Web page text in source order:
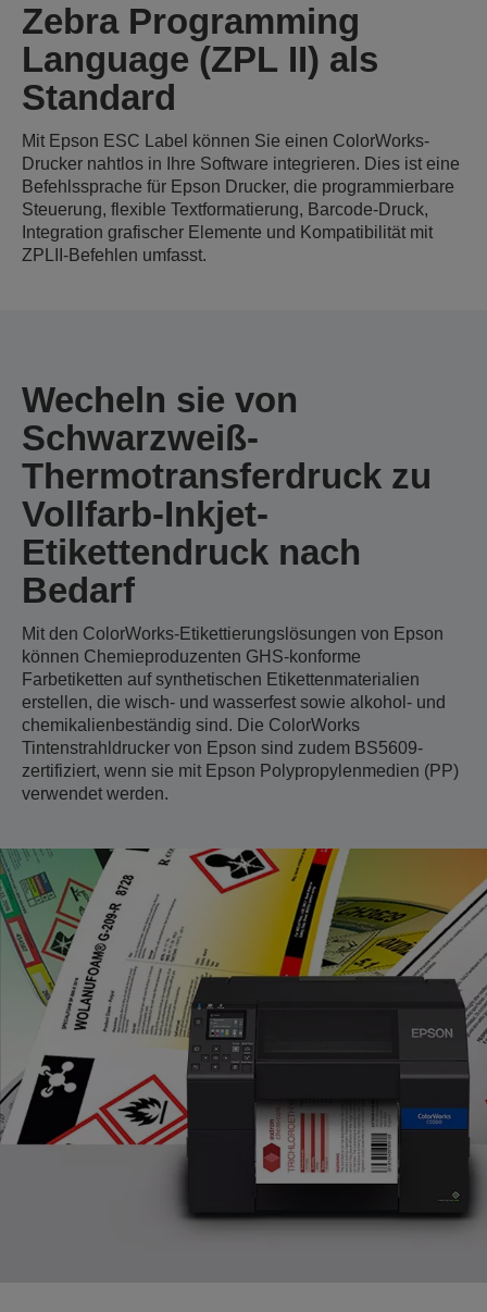
Zebra Programming
Language (ZPL II) als
Standard
Mit Epson ESC Label können Sie einen ColorWorks-
Drucker nahtlos in Ihre Software integrieren. Dies ist eine
Befehlssprache für Epson Drucker, die programmierbare
Steuerung, flexible Textformatierung, Barcode-Druck,
Integration grafischer Elemente und Kompatibilität mit
ZPLII-Befehlen umfasst.
Wecheln sie von
Schwarzweiß-
Thermotransferdruck zu
Vollfarb-Inkjet-
Etikettendruck nach
Bedarf
Mit den ColorWorks-Etikettierungslösungen von Epson
können Chemieproduzenten GHS-konforme
Farbetiketten auf synthetischen Etikettenmaterialien
erstellen, die wisch- und wasserfest sowie alkohol- und
chemikalienbeständig sind. Die ColorWorks
Tintenstrahldrucker von Epson sind zudem BS5609-
zertifiziert, wenn sie mit Epson Polypropylenmedien (PP)
verwendet werden.